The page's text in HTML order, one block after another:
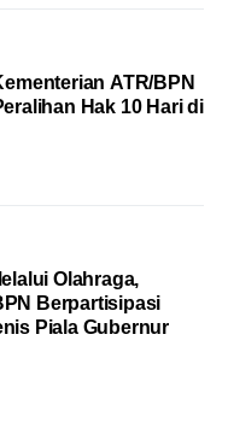
ATR/BPN
Hak 10 Hari di
Olahraga,
Berpartisipasi
Piala Gubernur